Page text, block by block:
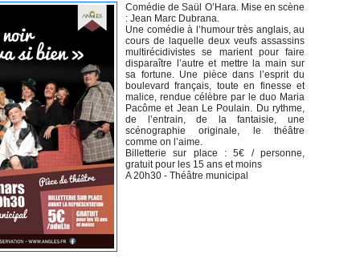
Comédie de Saül O’Hara. Mise en scène
: Jean Marc Dubrana.
Une comédie à l’humour très anglais, au
cours de laquelle deux veufs assassins
multirécidivistes se marient pour faire
disparaître l’autre et mettre la main sur
sa fortune. Une pièce dans l’esprit du
boulevard français, toute en finesse et
malice, rendue célèbre par le duo Maria
Pacôme et Jean Le Poulain. Du rythme,
de l’entrain, de la fantaisie, une
scénographie originale, le théâtre
comme on l’aime.
Billetterie sur place : 5€ / personne,
gratuit pour les 15 ans et moins
A 20h30 - Théâtre municipal